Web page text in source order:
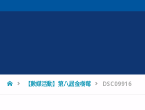
HOME【數媒活動】第八屆金樹莓 DSC09916